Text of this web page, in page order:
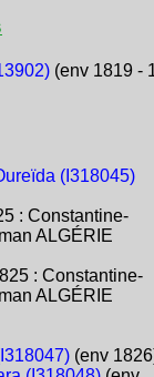
(env 1819 -
(I318045)
: Constantine-
ALGÉRIE
: Constantine-
ALGÉRIE
(env